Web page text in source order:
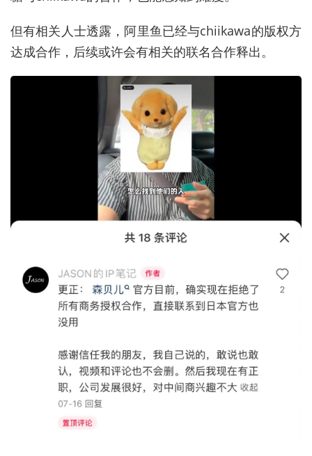
但有相关人士透露，阿里鱼已经与chiikawa的版权方
达成合作，后续或许会有相关的联名合作释出。